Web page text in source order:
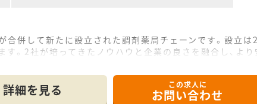
合併して新たに設立された調剤薬局チェーンです。設立
。2社が培ってきたノウハウと企業の良さを融合し、よ
、わたしができること」。
詳細を見る この求人に
お問い合わせ